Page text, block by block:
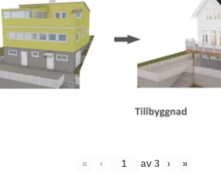
« ‹ av 3 › »